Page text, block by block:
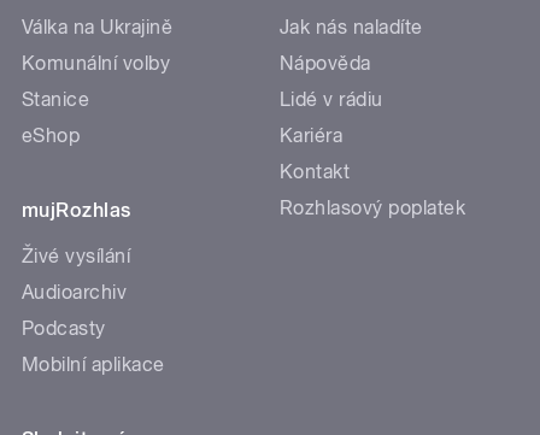
Válka na Ukrajině
Komunální volby
Stanice
eShop
mujRozhlas
Živé vysílání
Audioarchiv
Podcasty
Mobilní aplikace
Jak nás naladíte
Nápověda
Lidé v rádiu
Kariéra
Kontakt
Rozhlasový poplatek